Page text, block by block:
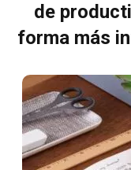
de
forma más